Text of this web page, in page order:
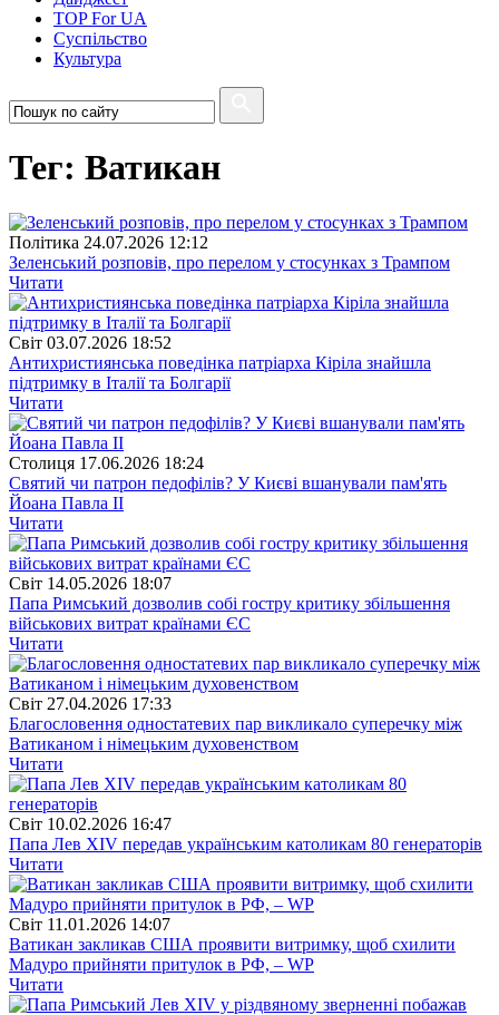
TOP For UA
Суспiльство
Культура
Тег: Ватикан
Полiтика 24.07.2026 12:12
Зеленський розповів, про перелом у стосунках з Трампом
Читати
Свiт 03.07.2026 18:52
Антихристиянська поведінка патріарха Кіріла знайшла
підтримку в Італії та Болгарії
Читати
Столиця 17.06.2026 18:24
Святий чи патрон педофілів? У Києві вшанували пам'ять
Йоана Павла ІІ
Читати
Свiт 14.05.2026 18:07
Папа Римський дозволив собі гостру критику збільшення
військових витрат країнами ЄС
Читати
Свiт 27.04.2026 17:33
Благословення одностатевих пар викликало суперечку між
Ватиканом і німецьким духовенством
Читати
Свiт 10.02.2026 16:47
Папа Лев XIV передав українським католикам 80 генераторів
Читати
Свiт 11.01.2026 14:07
Ватикан закликав США проявити витримку, щоб схилити
Мадуро прийняти притулок в РФ, – WP
Читати